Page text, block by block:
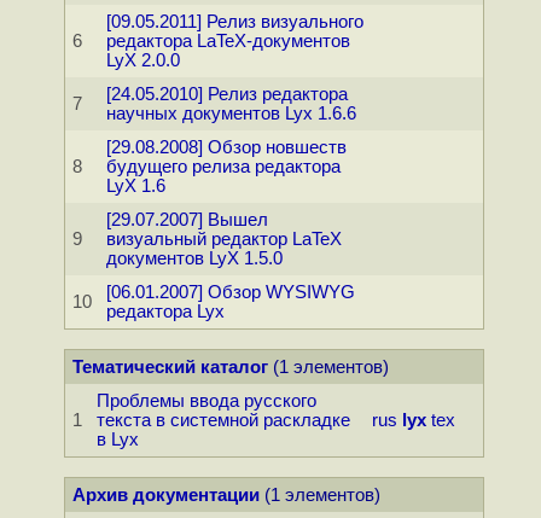
6
[09.05.2011] Релиз визуального
редактора LaTeX-документов
LyX 2.0.0
7
[24.05.2010] Релиз редактора
научных документов Lyx 1.6.6
8
[29.08.2008] Обзор новшеств
будущего релиза редактора
LyX 1.6
9
[29.07.2007] Вышел
визуальный редактор LaTeX
документов LyX 1.5.0
10
[06.01.2007] Обзор WYSIWYG
редактора Lyx
Тематический каталог(1 элементов)
1
Проблемы ввода русского
текста в системной раскладке
в Lyx
rus lyx tex
Архив документации(1 элементов)